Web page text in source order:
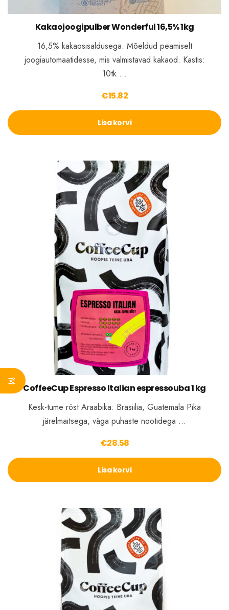
Kakaojoogipulber Wonderful 16,5% 1kg
16,5% kakaosisaldusega. Mõeldud peamiselt
joogiautomaatidesse, mis valmistavad kakaod. Kastis:
10tk …
€15.82
Lisa korvi
CoffeeCup Espresso Italian espressouba 1 kg
Kesk-tume röst Araabika: Brasiilia, Guatemala Pika
järelmaitsega, väga puhaste nootidega …
€28.58
Lisa korvi